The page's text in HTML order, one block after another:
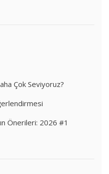
Çok Seviyoruz?
Önerileri: 2026 #1